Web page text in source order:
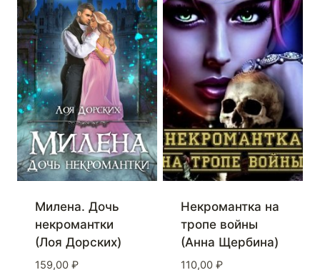
Милена. Дочь
некромантки
(Лоя Дорских)
159,00 ₽
Некромантка на
тропе войны
(Анна Щербина)
110,00 ₽